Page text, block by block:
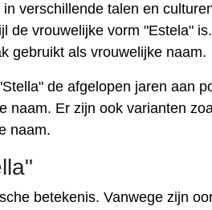
verschillende talen en
de vrouwelijke vorm "Estela"
gebruikt als vrouwelijke naam.
de afgelopen jaren aan
naam. Er zijn ook varianten
naam.
betekenis. Vanwege zijn